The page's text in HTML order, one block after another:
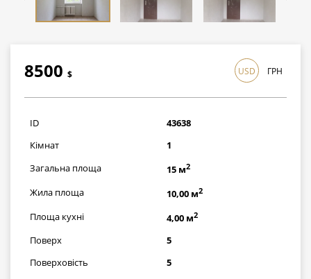
8500 $
246500грн
USD ГРН
ID
43638
Кімнат
1
Загальна площа
15 м2
Жила площа 10,00 м2
Площа кухні 4,00 м2
Поверх
5
Поверховість
5